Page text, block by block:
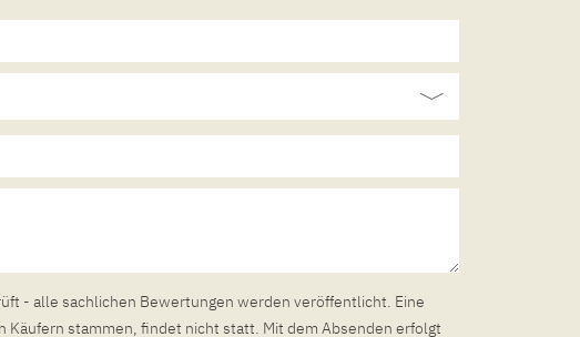
- alle sachlichen Bewertungen werden veröffentlicht. Eine
Käufern stammen, findet nicht statt. Mit dem Absenden erfolgt